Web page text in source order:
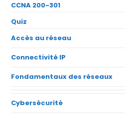
CCNA 200-301
Quiz
Accès au réseau
Connectivité IP
Fondamentaux des réseaux
Cybersécurité